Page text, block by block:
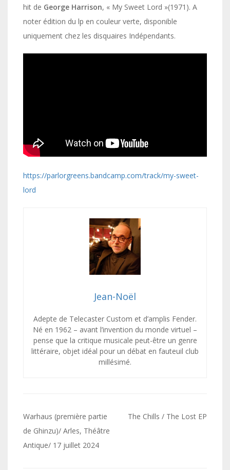
hit de George Harrison, « My Sweet Lord »(1971). A
noter édition du lp en couleur verte, disponible
uniquement chez les disquaires Indépendants.
https://parlorgreens.bandcamp.com/track/my-sweet-
lord
Jean-Noël
Adepte de Telecaster Custom et d’amplis Fender.
Né en 1962 – avant l’invention du monde virtuel –
pense que la critique musicale peut-être un genre
littéraire, objet idéal pour un débat en fauteuil club
millésimé.
Navigation
de
l’article
Warhaus (première partie
de Ghinzu)/ Arles, Théâtre
Antique/ 17 juillet 2024
The Chills / The Lost EP